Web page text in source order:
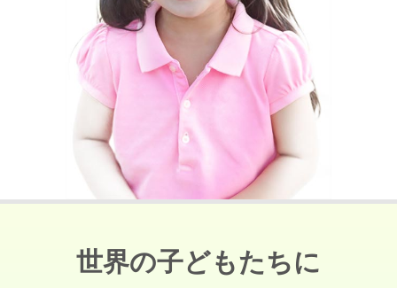
世界の子どもたちに